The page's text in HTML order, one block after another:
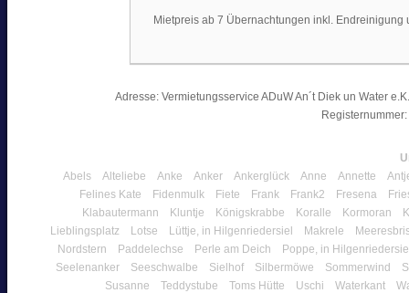
Mietpreis ab 7 Übernachtungen inkl.
Adresse: Vermietungsservice ADuW An´t Diek un Water
Abels
Alteliebe Anke Anker Ankerglück Anne Annette
Felines Kate
Fidenmulk Fiete Frank Frank2 Fresena
Klabautermann
Kluntje Königskrabbe Koralle Kormoran
Lieblingsplatz
Lotse Lüttje, in Hilgenriedersiel Makrele
Nordstern
Paddelechse Perle am Deich
Poppe, in
Seelenanker
Seeschwalbe Sielhof Silbermöwe Sommerwind
Susanne
Teddystube Toms Hütte Uschi Waterkant